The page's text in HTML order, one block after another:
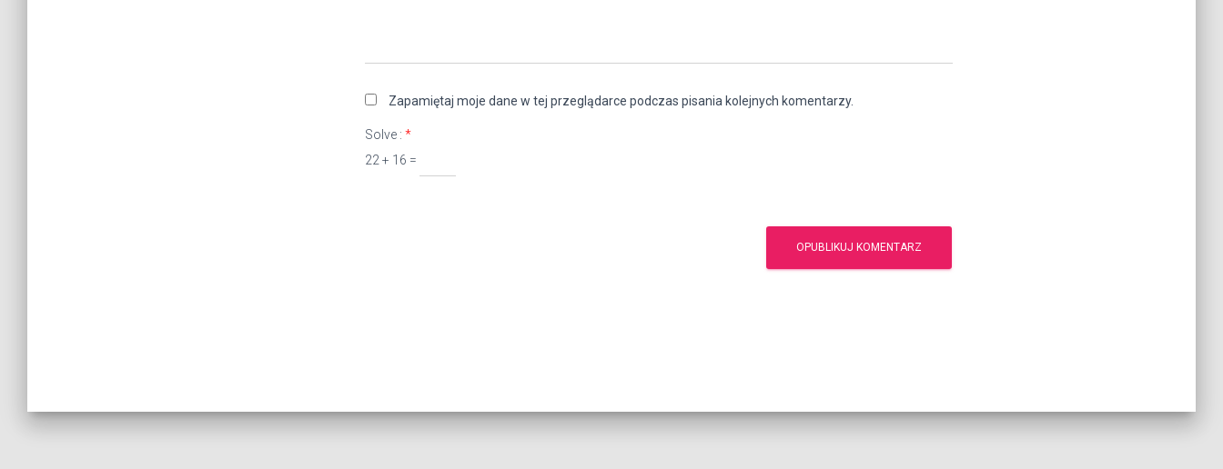
Zapamiętaj moje dane w tej przeglądarce podczas pisania kolejnych komentarzy.
Solve : *
22 + 16 =